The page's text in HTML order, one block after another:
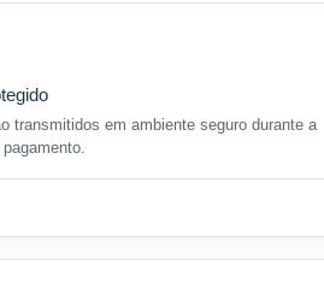
transmitidos em ambiente seguro durante a